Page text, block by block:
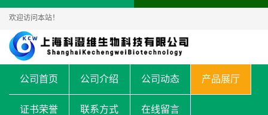
欢迎访问本站！
公司首页 公司介绍 公司动态 产品展厅
证书荣誉 联系方式 在线留言